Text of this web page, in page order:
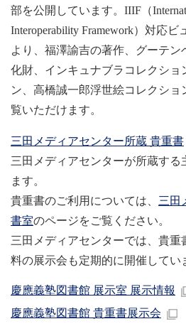
部を公開しています。IIIF（
Interoperability Framework）対応
より、福澤諭吉の著作、グーテン
化財、インキュナブラコレクショ
ン、高橋誠一郎浮世絵コレクシ
覧いただけます。
三田メディアセンター所蔵 貴重書
三田メディアセンターが所蔵する
ます。
貴重書のご利用については、 三田
書室のページをご覧ください。
三田メディアセンターでは、貴重
料の展示会も定期的に開催してい
慶應義塾図書館 展示室 展示情報
慶應義塾図書館 貴重書展示会